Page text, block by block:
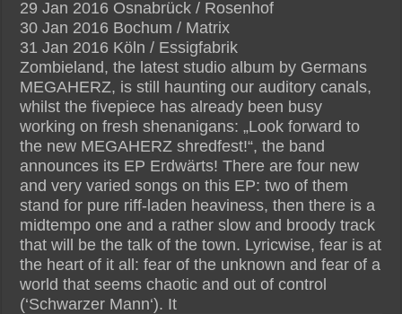
29 Jan 2016 Osnabrück / Rosenhof
30 Jan 2016 Bochum / Matrix
31 Jan 2016 Köln / Essigfabrik
Zombieland, the latest studio album by Germans
MEGAHERZ, is still haunting our auditory canals,
whilst the fivepiece has already been busy
working on fresh shenanigans: „Look forward to
the new MEGAHERZ shredfest!“, the band
announces its EP Erdwärts! There are four new
and very varied songs on this EP: two of them
stand for pure riff-laden heaviness, then there is a
midtempo one and a rather slow and broody track
that will be the talk of the town. Lyricwise, fear is at
the heart of it all: fear of the unknown and fear of a
world that seems chaotic and out of control
(‘Schwarzer Mann‘). It